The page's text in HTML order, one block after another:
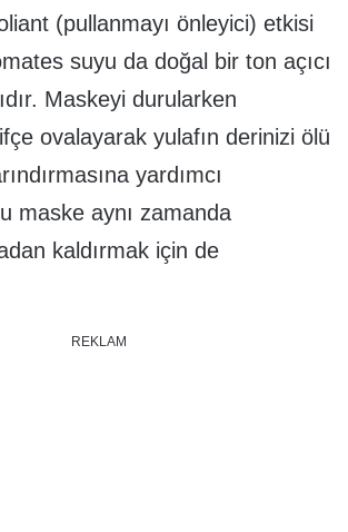
(pullanmayı önleyici) etkisi
suyu da doğal bir ton açıcı
Maskeyi durularken
ovalayarak yulafın derinizi ölü
yardımcı
maske aynı zamanda
kaldırmak için de
REKLAM